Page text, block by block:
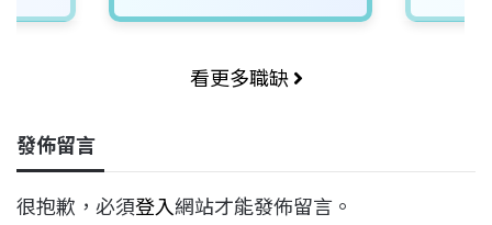
看更多職缺
發佈留言
很抱歉，必須登入網站才能發佈留言。